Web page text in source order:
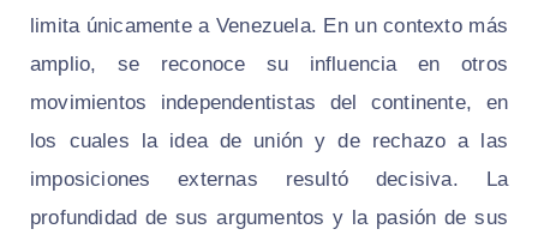
limita únicamente a Venezuela. En un contexto más
amplio, se reconoce su influencia en otros
movimientos independentistas del continente, en
los cuales la idea de unión y de rechazo a las
imposiciones externas resultó decisiva. La
profundidad de sus argumentos y la pasión de sus